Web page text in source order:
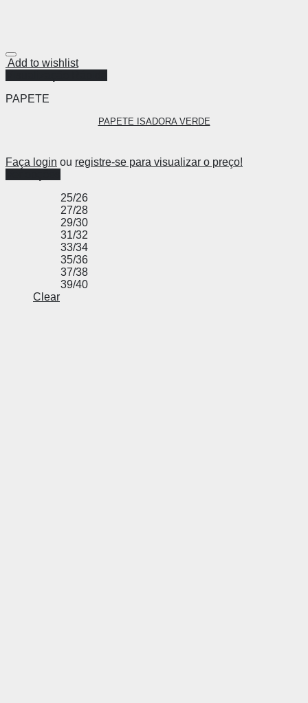
Add to wishlist
PAPETE
PAPETE ISADORA VERDE
Faça login ou registre-se para visualizar o preço!
25/26
27/28
29/30
31/32
33/34
35/36
37/38
39/40
Clear